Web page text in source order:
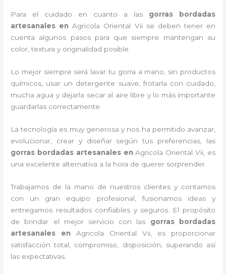
Para el cuidado en cuanto a las gorras bordadas
artesanales enAgricola Oriental Vii se deben tener en
cuenta algunos pasos para que siempre mantengan su
color, textura y originalidad posible.
Lo mejor siempre será lavar tu gorra a mano, sin productos
químicos, usar un detergente suave, frotarla con cuidado,
mucha agua y dejarla secar al aire libre y lo más importante
guardarlas correctamente.
La tecnología es muy generosa y nos ha permitido avanzar,
evolucionar, crear y diseñar según tus preferencias, las
gorras bordadas artesanales enAgricola Oriental Vii, es
una excelente alternativa a la hora de querer sorprender.
Trabajamos de la mano de nuestros clientes y contamos
con un gran equipo profesional, fusionamos ideas y
entregamos resultados confiables y seguros. El propósito
de brindar el mejor servicio con las gorras bordadas
artesanales enAgricola Oriental Vii, es proporcionar
satisfacción total, compromiso, disposición, superando así
las expectativas.